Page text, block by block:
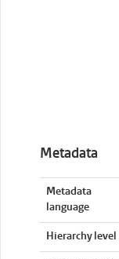
Metadata
Metadata
language
Hierarchy level